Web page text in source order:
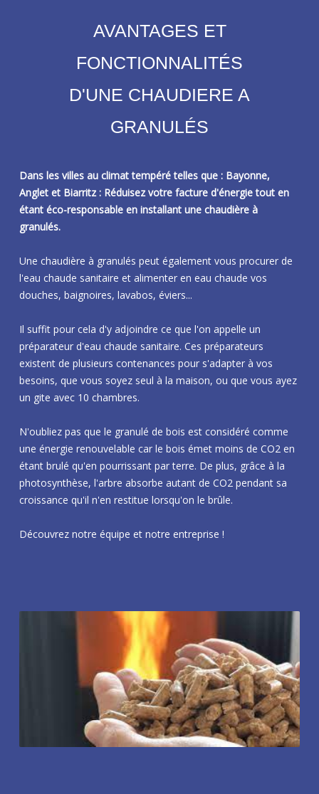
AVANTAGES ET
FONCTIONNALITÉS
D'UNE CHAUDIERE A
GRANULÉS
Dans les villes au climat tempéré telles que : Bayonne,
Anglet et Biarritz : Réduisez votre facture d'énergie tout en
étant éco-responsable en installant une chaudière à
granulés.
Une chaudière à granulés peut également vous procurer de
l'eau chaude sanitaire et alimenter en eau chaude vos
douches, baignoires, lavabos, éviers...
Il suffit pour cela d'y adjoindre ce que l'on appelle un
préparateur d'eau chaude sanitaire. Ces préparateurs
existent de plusieurs contenances pour s'adapter à vos
besoins, que vous soyez seul à la maison, ou que vous ayez
un gite avec 10 chambres.
N'oubliez pas que le granulé de bois est considéré comme
une énergie renouvelable car le bois émet moins de CO2 en
étant brulé qu'en pourrissant par terre. De plus, grâce à la
photosynthèse, l'arbre absorbe autant de CO2 pendant sa
croissance qu'il n'en restitue lorsqu'on le brûle.
Découvrez notre équipe et notre entreprise !